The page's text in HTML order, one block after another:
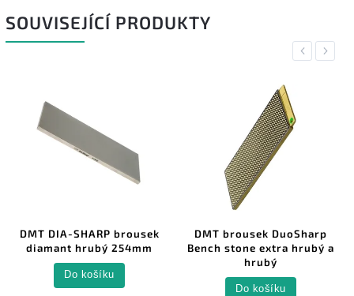
SOUVISEJÍCÍ PRODUKTY
Previous
DMT DIA-SHARP brousek
diamant hrubý 254mm
Do košíku
DMT brousek DuoSharp
Bench stone extra hrubý a
hrubý
Do košíku
Next